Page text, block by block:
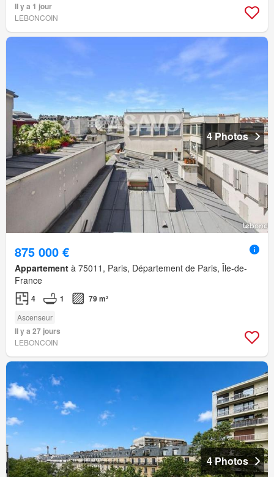
Il y a 1 jour
LEBONCOIN
4 Photos
875 000 €
Appartement à 75011, Paris, Département de Paris, Île-de-
France
4 1 79 m²
Ascenseur
Il y a 27 jours
LEBONCOIN
4 Photos